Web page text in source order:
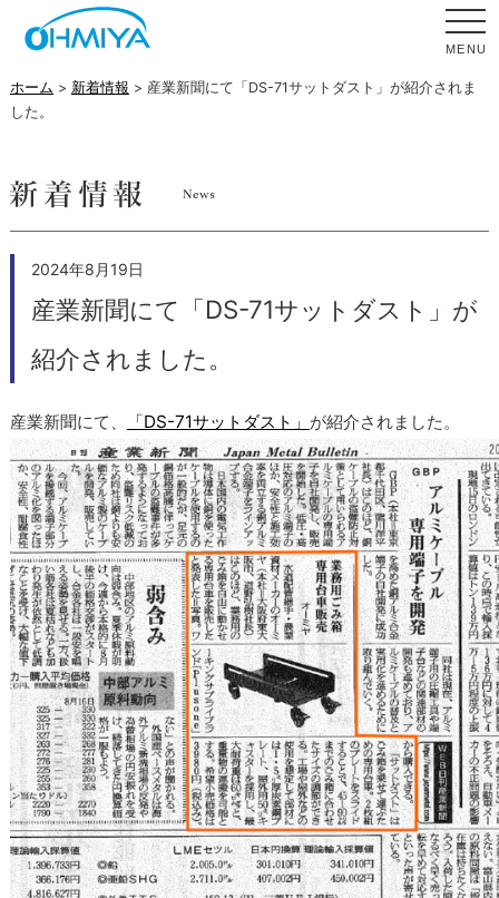
MENU
ホーム > 新着情報 > 産業新聞にて「DS-71サットダスト」が紹介されま
した。
2024年8月19日
産業新聞にて「DS-71サットダスト」が
紹介されました。
産業新聞にて、 「DS-71サットダスト」 が紹介されました。